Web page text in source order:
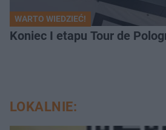
WARTO WIEDZIEĆ!
Koniec I etapu Tour de
LOKALNIE: